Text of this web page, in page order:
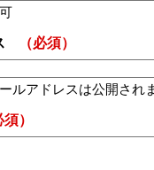
（必須）
ルアドレスは公開され
須）